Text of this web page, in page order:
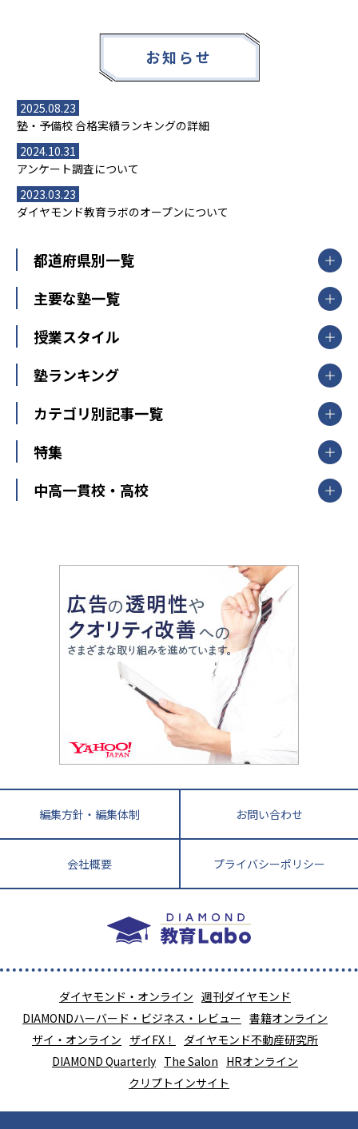
お知らせ
2025.08.23
塾・予備校 合格実績ランキングの詳細
2024.10.31
アンケート調査について
2023.03.23
ダイヤモンド教育ラボのオープンについて
都道府県別一覧
北海道・東北
山形県
福島県
関東
東京都
神奈川県
茨城県
栃木県
群馬県
新潟県
中部
愛知県
静岡県
長野県
大阪府
兵庫県 京都府 奈良県
和歌山県
鳥取県
島根県 岡山県 広島県
香川県
高知県
長崎県 熊本県
鹿児島県 沖縄県
主要な塾一覧
【掲載塾一覧を見る】
東京個別指導学院
明光義塾
個別教室のトライ
武田塾
授業スタイル
個別指導
オンライン指導
塾ランキング
中学受験ランキング
カテゴリ別記事一覧
中学受験
大学受験
教育全般
大学受験塾の選び方
中学受験に熱心な市区町村ランキング
小学校受験
家庭教師
特集
開成番長直伝！子どもの受験を成功させる方法
運動と遊びを考える
情報Ⅰ、数学が苦手な人注目！最短距離の学力
アップ法
悩み多き「大学受験」相談室
英語・英会話・英検対策
小学校教師が解説！中学受験のリアル
教育ジャーナリストが徹底解説！ 大学受験の羅
中高一貫校・高校
大学入試改革
ママテクエグザム
進化する中高一貫校・高校
編集方針・編集体制 お問い合わせ
会社概要 プライバシーポリシー
ダイヤモンド・オンライン 週刊ダイヤモンド
DIAMONDハーバード・ビジネス・レビュー 書籍オンライン
ザイ・オンライン ザイFX！
ダイヤモンド不動産研究所
DIAMOND Quarterly The Salon HRオンライン
クリプトインサイト